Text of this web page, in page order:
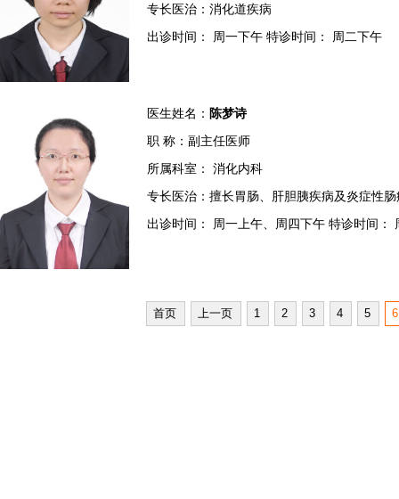
专长医治：消化道疾病
出诊时间： 周一下午 特诊时间： 周二下午
医生姓名： 陈梦诗
职 称：副主任医师
所属科室： 消化内科
专长医治：擅长胃肠、肝胆胰疾病及炎症性
出诊时间： 周一上午、周四下午 特诊时间：
首页 上一页 1 2 3 4 5 6